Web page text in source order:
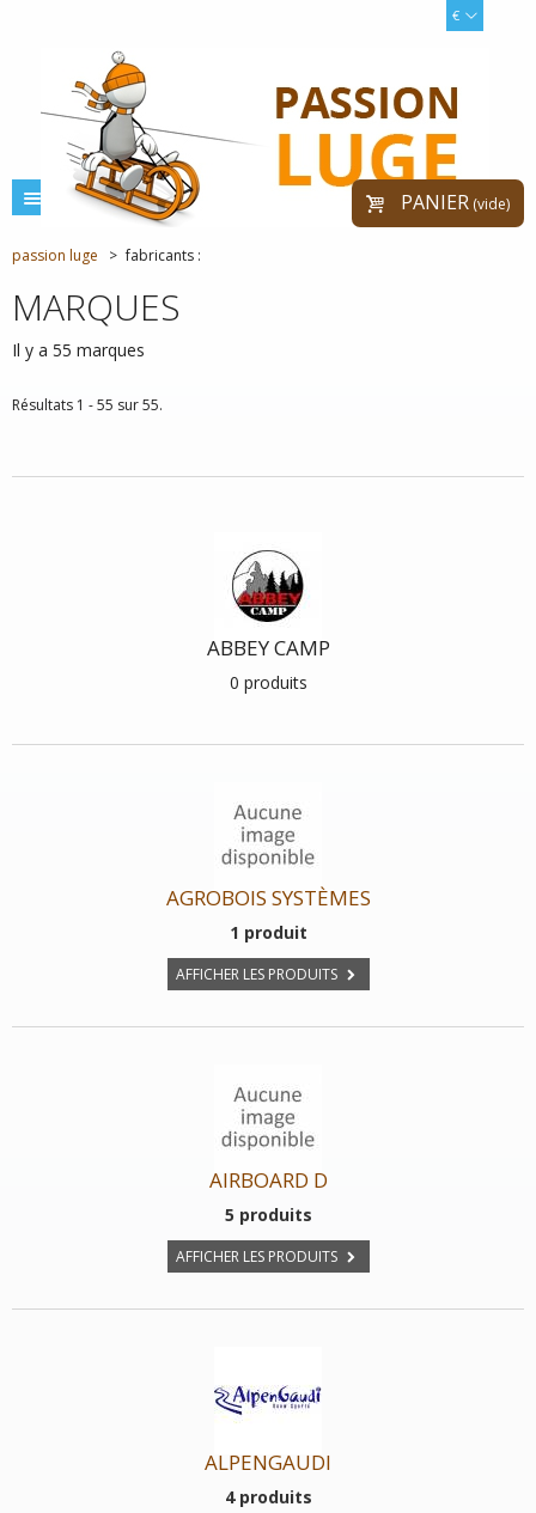
€
PANIER (vide)
menu
passion luge > fabricants :
MARQUES
Il y a 55 marques
Résultats 1 - 55 sur 55.
ABBEY CAMP
0 produits
AGROBOIS SYSTÈMES
1 produit
AFFICHER LES PRODUITS
AIRBOARD D
5 produits
AFFICHER LES PRODUITS
ALPENGAUDI
4 produits